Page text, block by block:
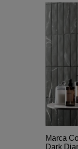
Marca
Dark